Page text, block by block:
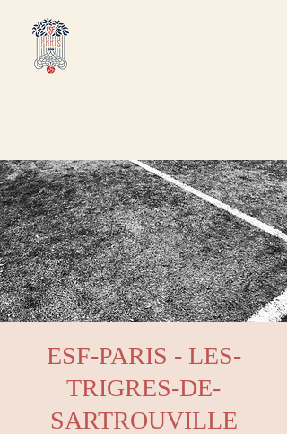
ESF-PARIS - LES-
TRIGRES-DE-
SARTROUVILLE